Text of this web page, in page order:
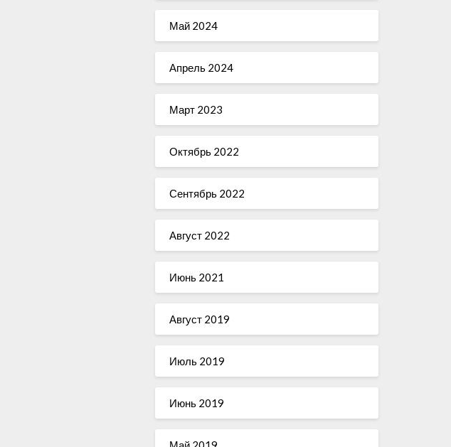
Май 2024
Апрель 2024
Март 2023
Октябрь 2022
Сентябрь 2022
Август 2022
Июнь 2021
Август 2019
Июль 2019
Июнь 2019